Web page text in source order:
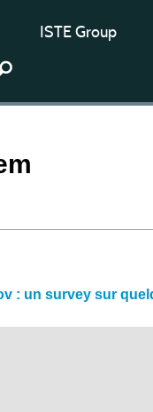
ISTE Group
: un survey sur